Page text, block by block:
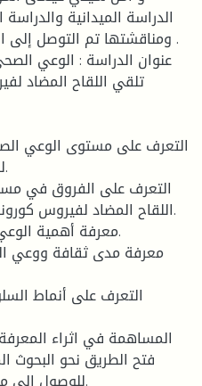
الدراسة الميدانية
ومناقشتها تم التوصل إلى
اللقاح المضاد لفيروس
فتح الطريق نحو البحوث